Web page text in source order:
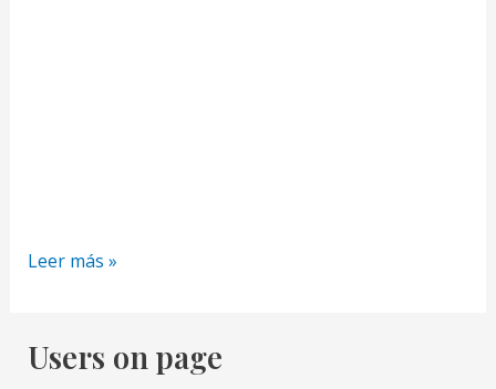
Tips
para
Sombrear
Leer más »
Users on page